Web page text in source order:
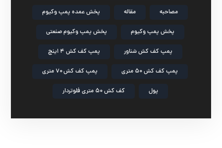
مصاحبه مقاله پخش عمده پمپ وکیوم
پخش پمپ وکیوم پخش پمپ وکیوم صنعتی
پمپ کف کش شناور پمپ کف کش ۴ اینچ
پمپ کف کش ۵۰ متری پمپ کف کش ۷۰ متری
پول کف کش ۵۰ متری فلوتردار